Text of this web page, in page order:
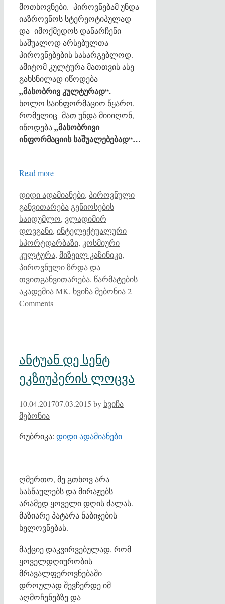
მოთხოვნები. პიროვნებამ უნდა
იაზროვნოს სტერეოტიპულად
და იმოქმედოს დანარჩენი
საშუალოდ არსებულთა
პიროვნებების სასარგებლოდ.
ამიტომ კულტურა მათთვის ასე
გახსნილად იწოდება
„მასობრივ კულტურად“.
ხოლო საინფორმაციო წყარო,
რომელიც მათ უნდა მიიიღონ,
იწოდება„მასობრივი
ინფორმაციის საშუალებებად“…
Read more
Categories
დიდი ადამიანები, პიროვნული
განვითარება Tags
გენიოსების
საიდუმლო, ვლადიმირ
დოვგანი, ინტელექტუალური
სპორტდარბაზი, კოსმიური
კულტურა, მიზეილ კაზინიკი,
პიროვნული ზრდა და
თვითგანვითარება, წარმატების
აკადემია MK, ხვიჩა მებონია2
Comments
ანტუან დე სენტ
ეკზიუპერის ლოცვა
10.04.201707.03.2015 by ხვიჩა
მებონია
რუბრიკა: დიდი ადამიანები
ღმერთო, მე გთხოვ არა
სასწაულებს და მირაჟებს
არამედ ყოველი დღის ძალას.
მაზიარე პატარა ნაბიჯების
ხელოვნებას.
მაქციე დაკვირვებულად, რომ
ყოველდღიურობის
მრავალფეროვნებაში
დროულად შევჩერდე იმ
აღმოჩენებზე და